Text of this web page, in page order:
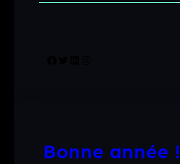
Bonne année !